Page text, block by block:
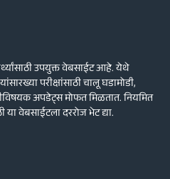
उपयुक्त वेबसाईट आहे. येथे
परीक्षांसाठी चालू घडामोडी,
अपडेट्स मोफत मिळतात. नियमित
वेबसाईटला दररोज भेट द्या.